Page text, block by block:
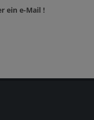
ein e-Mail !